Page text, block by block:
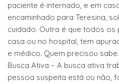
paciente é internado, e em
encaminhado para Teresina,
cuidado. Outra é que todos os
casa ou no hospital, tem
e médico. Quem precisou sabe.
Busca Ativa – A busca ativa
pessoa suspeita está ou não,